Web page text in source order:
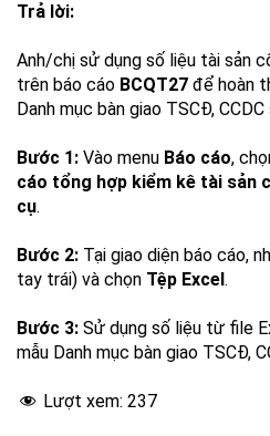
Trả lời:
Anh/chị sử dụng số liệu tài sản
trên báo cáo BCQT27 để hoàn
Danh mục bàn giao TSCĐ,
Bước 1: Vào menu Báo cáo,
cáo tổng hợp kiểm kê tài sản
cụ.
Bước 2: Tại giao diện báo cáo,
tay trái) và chọn Tệp Excel.
Bước 3: Sử dụng số liệu từ file
mẫu Danh mục bàn giao TSCĐ,
Lượt xem: 237